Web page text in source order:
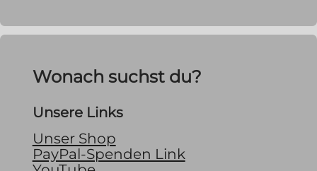
Wonach suchst du?
Unsere Links
Unser Shop
PayPal-Spenden Link